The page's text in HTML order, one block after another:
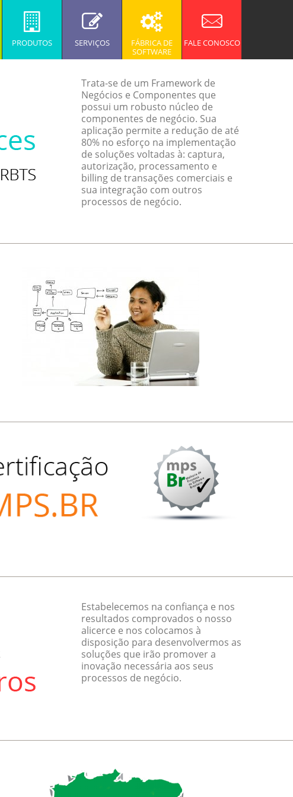
PRODUTOS SERVIÇOS
FÁBRICA DE
SOFTWARE
FALE CONOSCO
Trata-se de um Framework de
Negócios e Componentes que
possui um robusto núcleo de
componentes de negócio. Sua
aplicação permite a redução de até
80% no esforço na implementação
de soluções voltadas à: captura,
autorização, processamento e
billing de transações comerciais e
sua integração com outros
processos de negócio.
Estabelecemos na confiança e nos
resultados comprovados o nosso
alicerce e nos colocamos à
disposição para desenvolvermos as
soluções que irão promover a
inovação necessária aos seus
processos de negócio.